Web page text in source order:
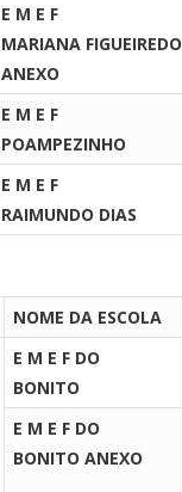
E M E F
MARIANA FIGUEIREDO
ANEXO
E M E F
POAMPEZINHO
E M E F
RAIMUNDO DIAS
NOME DA ESCOLA
E M E F DO
BONITO
E M E F DO
BONITO ANEXO